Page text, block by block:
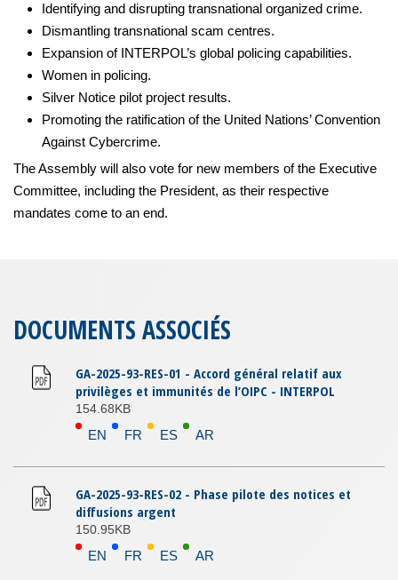
Identifying and disrupting transnational organized crime.
Dismantling transnational scam centres.
Expansion of INTERPOL’s global policing capabilities.
Women in policing.
Silver Notice pilot project results.
Promoting the ratification of the United Nations’ Convention
Against Cybercrime.
The Assembly will also vote for new members of the Executive
Committee, including the President, as their respective
mandates come to an end.
DOCUMENTS ASSOCIÉS
GA-2025-93-RES-01 - Accord général relatif aux
privilèges et immunités de l’OIPC - INTERPOL
154.68KB
EN FR ES AR
GA-2025-93-RES-02 - Phase pilote des notices et
diffusions argent
150.95KB
EN FR ES AR